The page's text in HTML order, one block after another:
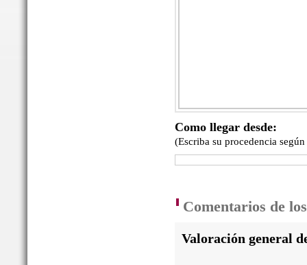
Como llegar desde:
(Escriba su procedencia
Comentarios de
Valoración general